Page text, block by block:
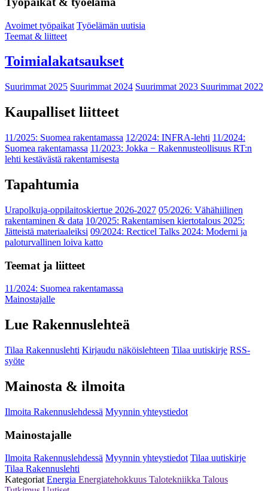
Avoimet työpaikat Työelämän uutisia
Teemat & liitteet
Toimialakatsaukset
Suurimmat 2025 Suurimmat 2024 Suurimmat 2023 Suurimmat 2022
Kaupalliset liitteet
11/2025: Suomea rakentamassa 12/2024: INFRA-lehti 11/2024:
Suomea rakentamassa 11/2023: Jokka − Rakennusteollisuus RT:n
lehti kestävästä rakentamisesta
Tapahtumia
Urapolkuja-oppilaitoskiertue 2026-2027 05/2026: Vähähiilinen
rakentaminen & data 10/2025: Rakentamisen kiertotalous 2025:
Jätteistä materiaaleiksi 09/2024: Recticel Talks 2024: Moderni ja
paloturvallinen loiva katto
Teemat ja liitteet
11/2024: Suomea rakentamassa
Mainostajalle
Lue Rakennuslehteä
Tilaa Rakennuslehti Kirjaudu näköislehteen Tilaa uutiskirje RSS-
syöte
Mainosta & ilmoita
Ilmoita Rakennuslehdessä Myynnin yhteystiedot
Mainostajalle
Ilmoita Rakennuslehdessä Myynnin yhteystiedot Tilaa uutiskirje
Tilaa Rakennuslehti
KategoriatEnergia Energiatehokkuus Talotekniikka Talous